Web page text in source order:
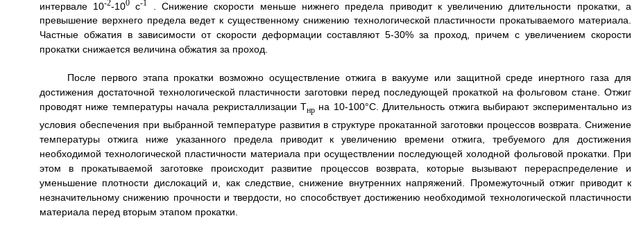
интервале 10-2-100 с-1
. Снижение скорости меньше нижнего предела приводит к увеличению длительности прокатки, а
превышение верхнего предела ведет к существенному снижению технологической пластичности прокатываемого материала.
Частные обжатия в зависимости от скорости деформации составляют 5-30% за проход, причем с увеличением скорости
прокатки снижается величина обжатия за проход.
После первого этапа прокатки возможно осуществление отжига в вакууме или защитной среде инертного газа для
достижения достаточной технологической пластичности заготовки перед последующей прокаткой на фольговом стане. Отжиг
проводят ниже температуры начала рекристаллизации Тнр на 10-100°С. Длительность отжига выбирают экспериментально из
условия обеспечения при выбранной температуре развития в структуре прокатанной заготовки процессов возврата. Снижение
температуры отжига ниже указанного предела приводит к увеличению времени отжига, требуемого для достижения
необходимой технологической пластичности материала при осуществлении последующей холодной фольговой прокатки. При
этом в прокатываемой заготовке происходит развитие процессов возврата, которые вызывают перераспределение и
уменьшение плотности дислокаций и, как следствие, снижение внутренних напряжений. Промежуточный отжиг приводит к
незначительному снижению прочности и твердости, но способствует достижению необходимой технологической пластичности
материала перед вторым этапом прокатки.